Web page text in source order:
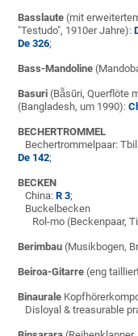
Basslaute (mit
"Testudo", 1910er Jahre):
De 326;
Bass-Mandoline
Basuri (Bẵsūri, Querflöte
(Bangladesh, um 1990):
BECHERTROMMEL
Bechertrommelpaar:
De 142;
BECKEN
China:R 3;
Buckelbecken
Rol-mo (Beckenpaar,
Berimbau (Musikbogen,
Beiroa-Gitarre (eng
Binaurale
Disloyal & treasurable